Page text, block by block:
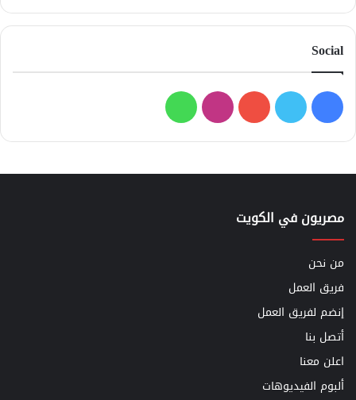
Social
فيسبوك
تويتر يوتيوبانستقرامواتساب
مصريون في الكويت
من نحن
فريق العمل
إنضم لفريق العمل
أتصل بنا
اعلن معنا
ألبوم الفيديوهات